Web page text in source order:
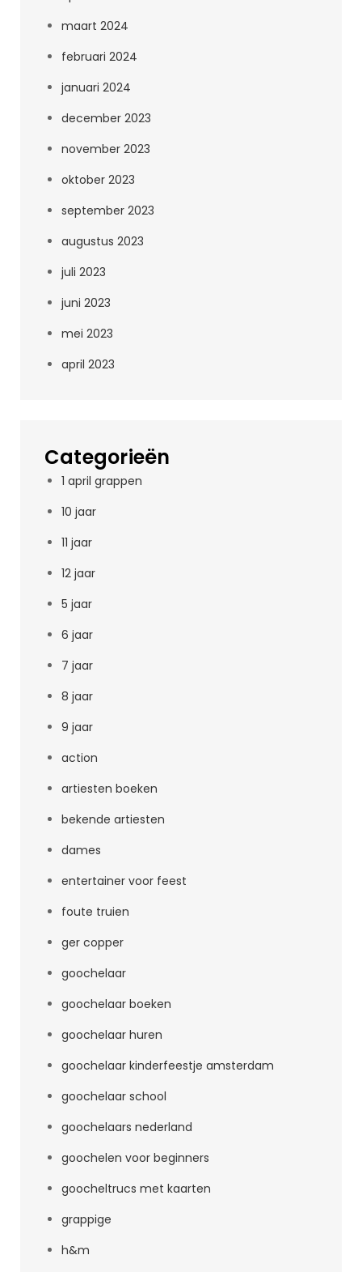
maart 2024
februari 2024
januari 2024
december 2023
november 2023
oktober 2023
september 2023
augustus 2023
juli 2023
juni 2023
mei 2023
april 2023
Categorieën
1 april grappen
10 jaar
11 jaar
12 jaar
5 jaar
6 jaar
7 jaar
8 jaar
9 jaar
action
artiesten boeken
bekende artiesten
dames
entertainer voor feest
foute truien
ger copper
goochelaar
goochelaar boeken
goochelaar huren
goochelaar kinderfeestje amsterdam
goochelaar school
goochelaars nederland
goochelen voor beginners
goocheltrucs met kaarten
grappige
h&m